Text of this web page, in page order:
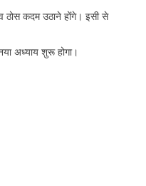
ठोस कदम उठाने होंगे। इसी से
अध्याय शुरू होगा।